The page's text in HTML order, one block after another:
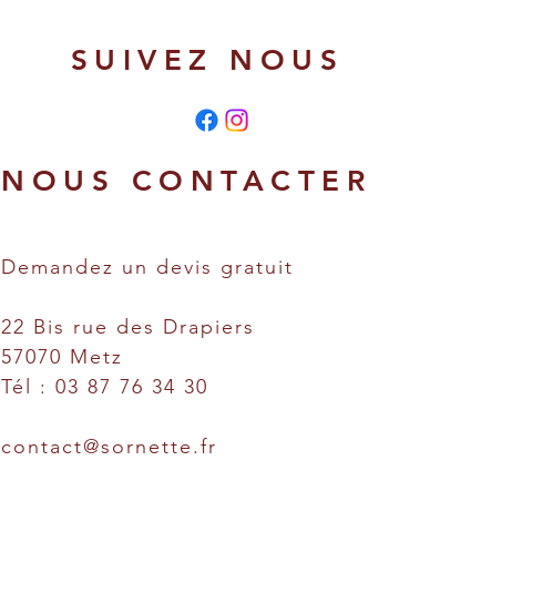
SUIVEZ NOUS
NOUS CONTACTER
Demandez un devis gratuit
22 Bis rue des Drapiers
57070 Metz
Tél : 03 87 76 34 30
contact@sornette.fr